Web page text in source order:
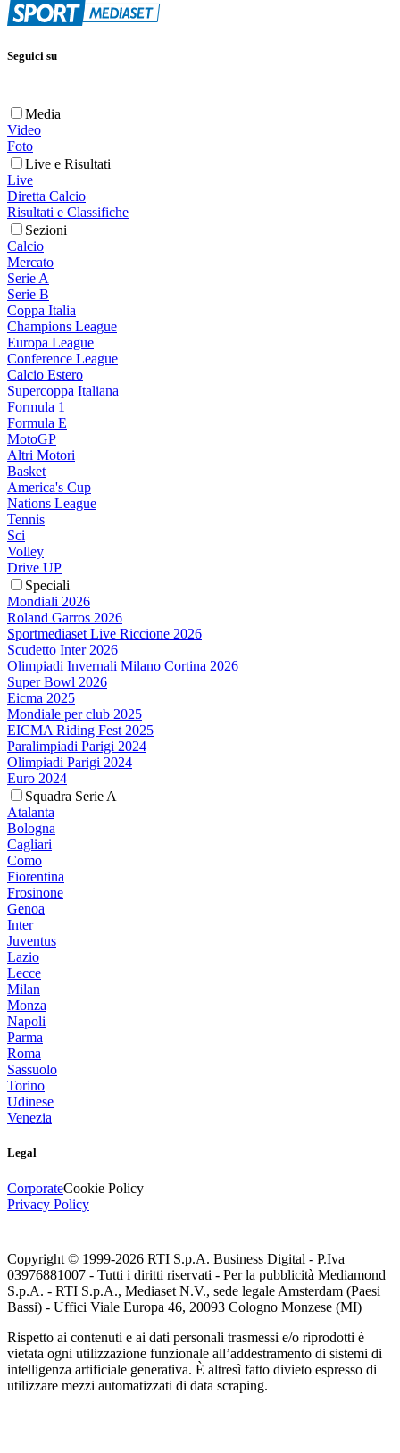
Seguici su
Media
Video
Foto
Live e Risultati
Live
Diretta Calcio
Risultati e Classifiche
Sezioni
Calcio
Mercato
Serie A
Serie B
Coppa Italia
Champions League
Europa League
Conference League
Calcio Estero
Supercoppa Italiana
Formula 1
Formula E
MotoGP
Altri Motori
Basket
America's Cup
Nations League
Tennis
Sci
Volley
Drive UP
Speciali
Mondiali 2026
Roland Garros 2026
Sportmediaset Live Riccione 2026
Scudetto Inter 2026
Olimpiadi Invernali Milano Cortina 2026
Super Bowl 2026
Eicma 2025
Mondiale per club 2025
EICMA Riding Fest 2025
Paralimpiadi Parigi 2024
Olimpiadi Parigi 2024
Euro 2024
Squadra Serie A
Atalanta
Bologna
Cagliari
Como
Fiorentina
Frosinone
Genoa
Inter
Juventus
Lazio
Lecce
Milan
Monza
Napoli
Parma
Roma
Sassuolo
Torino
Udinese
Venezia
Legal
CorporateCookie Policy
Privacy Policy
Copyright © 1999-2026 RTI S.p.A. Business Digital - P.Iva
03976881007 - Tutti i diritti riservati - Per la pubblicità Mediamond
S.p.A. - RTI S.p.A., Mediaset N.V., sede legale Amsterdam (Paesi
Bassi) - Uffici Viale Europa 46, 20093 Cologno Monzese (MI)
Rispetto ai contenuti e ai dati personali trasmessi e/o riprodotti è
vietata ogni utilizzazione funzionale all’addestramento di sistemi di
intelligenza artificiale generativa. È altresì fatto divieto espresso di
utilizzare mezzi automatizzati di data scraping.